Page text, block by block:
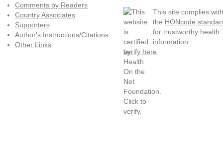
Comments by Readers
Country Associates
Supporters
Author's Instructions/Citations
Other Links
This site complies with
the HONcode
for trustworthy health
information:
verify here